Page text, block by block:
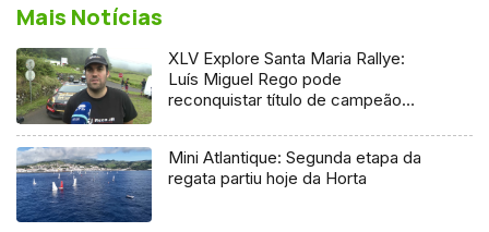
Mais Notícias
XLV Explore Santa Maria Rallye:
Luís Miguel Rego pode
reconquistar título de campeão
Mini Atlantique: Segunda etapa da
regata partiu hoje da Horta